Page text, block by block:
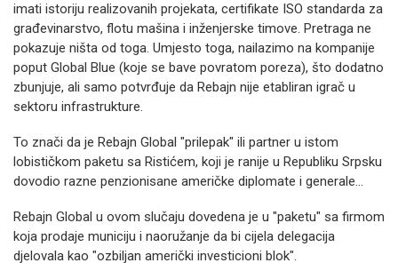
imati istoriju realizovanih projekata, certifikate ISO standarda za
građevinarstvo, flotu mašina i inženjerske timove. Pretraga ne
pokazuje ništa od toga. Umjesto toga, nailazimo na kompanije
poput Global Blue (koje se bave povratom poreza), što dodatno
zbunjuje, ali samo potvrđuje da Rebajn nije etabliran igrač u
sektoru infrastrukture.
To znači da je Rebajn Global "prilepak" ili partner u istom
lobističkom paketu sa Ristićem, koji je ranije u Republiku Srpsku
dovodio razne penzionisane američke diplomate i generale...
Rebajn Global u ovom slučaju dovedena je u "paketu" sa firmom
koja prodaje municiju i naoružanje da bi cijela delegacija
djelovala kao "ozbiljan američki investicioni blok".